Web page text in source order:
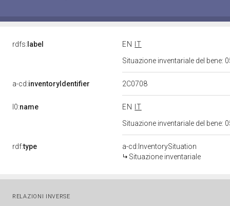
rdfs: label EN
IT
Situazione inventariale del bene:
a-cd:inventoryIdentifier 2C0708
l0:name EN
IT
Situazione inventariale del bene:
rdf:type
a-cd:InventorySituation
Situazione inventariale
RELAZIONI INVERSE